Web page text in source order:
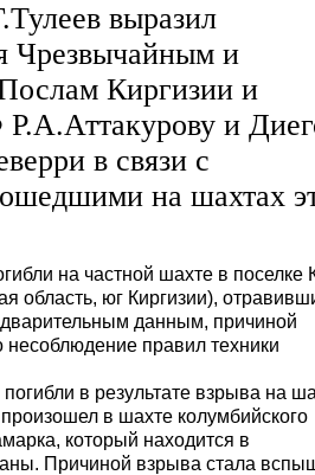
выразил
Чрезвычайным и
Киргизии и
и
в связи с
на шахтах
на частной шахте в поселке
область, юг Киргизии),
данным, причиной
несоблюдение правил техники
в результате взрыва на
в шахте колумбийского
который находится в
Причиной взрыва стала